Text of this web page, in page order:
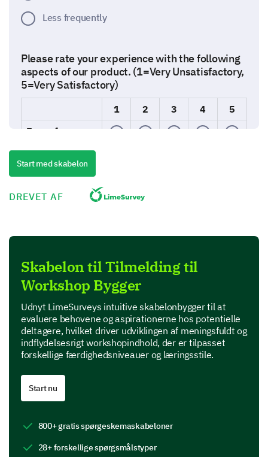
Less frequently
Please rate your experience with the following
aspects of our product. (1=Very Unsatisfactory,
5=Very Satisfactory)
1 2 3 4
5
Ease of use
Performance
Value for money
In this section, we are interested in your perspective
on specific features of our product.
Which features of our product do you find most
useful? (Select all that apply)
Feature A
Feature C
Feature D
Start med skabelon
DREVET AF
Skabelon til Tilmelding til
Workshop Bygger
Udnyt LimeSurveys intuitive skabelonbygger til at
evaluere behovene og aspirationerne hos potentielle
deltagere, hvilket driver udviklingen af meningsfuldt og
indflydelsesrigt workshopindhold, der er tilpasset
forskellige færdighedsniveauer og læringsstile.
Start nu
800+ gratis spørgeskemaskabeloner
28+ forskellige spørgsmålstyper